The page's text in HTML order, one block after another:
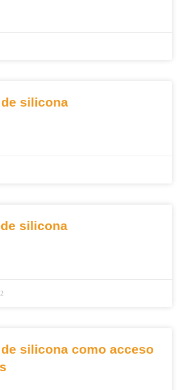
silicona
silicona
silicona como acceso